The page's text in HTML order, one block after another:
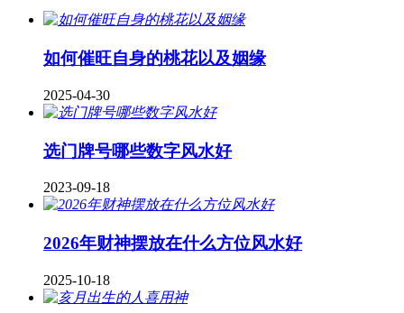
如何催旺自身的桃花以及姻缘
2025-04-30
​选门牌号哪些数字风水好
2023-09-18
2026年财神摆放在什么方位风水好
2025-10-18